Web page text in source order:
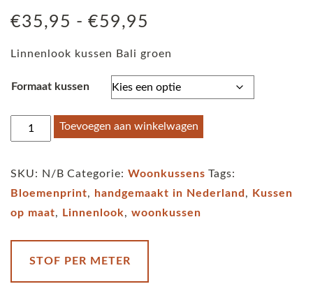
€35,95 - €59,95
tot
€59,95
Linnenlook kussen Bali groen
Formaat kussen
Kussen
Linnenlook
aantal
Toevoegen aan winkelwagen
SKU: N/B Categorie: Woonkussens Tags:
Bloemenprint, handgemaakt in Nederland ,
Kussen
op maat, Linnenlook, woonkussen
STOF PER METER